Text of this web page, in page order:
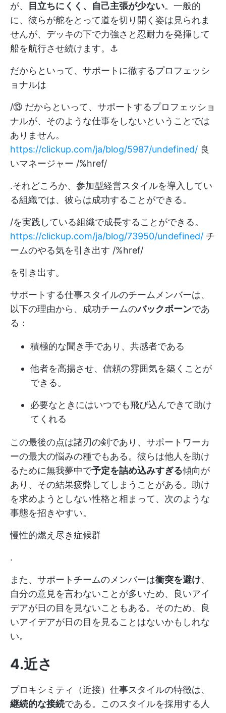
が、
目立ちにくく、自己主張が少ない。一般的
に、彼らが舵をとって道を切り開く姿は見られま
せんが、デッキの下で力強さと忍耐力を発揮して
船を航行させ続けます。⚓
だからといって、サポートに徹するプロフェッシ
ョナルは
/⑬ だからといって、サポートするプロフェッショ
ナルが、そのような仕事をしないということでは
ありません。
https://clickup.com/ja/blog/5987/undefined/ 良
いマネージャー /%href/
.それどころか、参加型経営スタイルを導入してい
る組織では、彼らは成功することができる。
/を実践している組織で成長することができる。
https://clickup.com/ja/blog/73950/undefined/ チ
ームのやる気を引き出す /%href/
を引き出す。
サポートする仕事スタイルのチームメンバーは、
以下の理由から、成功チームのバックボーンであ
る：
積極的な聞き手であり、共感者である
他者を高揚させ、信頼の雰囲気を築くことが
できる。
必要なときにはいつでも飛び込んできて助け
てくれる
この最後の点は諸刃の剣であり、サポートワーカ
ーの最大の悩みの種でもある。彼らは他人を助け
るために無我夢中で予定を詰め込みすぎる傾向が
あり、その結果疲弊してしまうことがある。助け
を求めようとしない性格と相まって、次のような
事態を招きやすい。
慢性的燃え尽き症候群
.
また、サポートチームのメンバーは衝突を避け、
自分の意見を言わないことが多いため、良いアイ
デアが日の目を見ないこともある。そのため、良
いアイデアが日の目を見ることはないかもしれな
い。
4.近さ
プロキシミティ（近接）仕事スタイルの特徴は、
継続的な接続である。このスタイルを採用する人